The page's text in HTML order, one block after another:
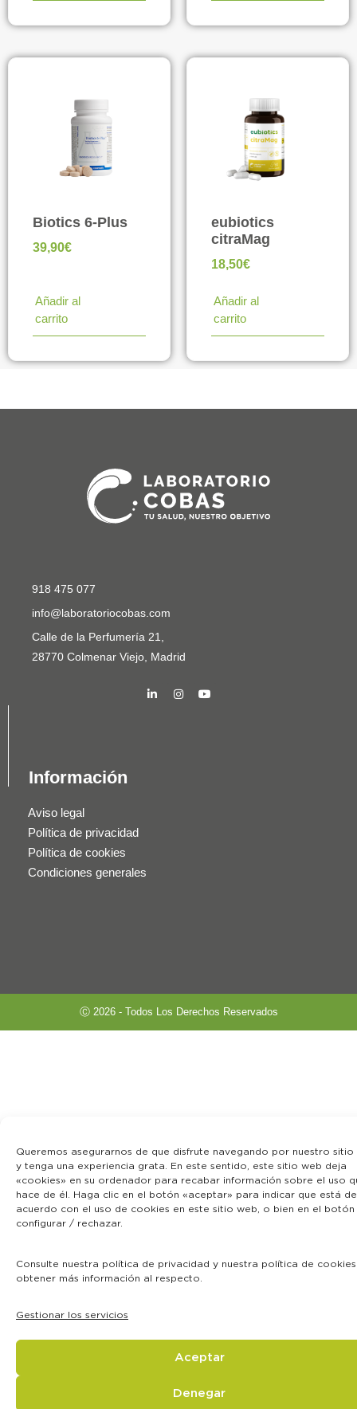
Queremos asegurarnos de que disfrute navegando por nuestro sitio
y tenga una experiencia grata. En este sentido, este sitio web deja
«cookies» en su ordenador para recabar información sobre el uso
hace de él. Haga clic en el botón «aceptar» para indicar que está de
acuerdo con el uso de cookies en este sitio web, o bien en el botón
configurar / rechazar.
Consulte nuestra política de privacidad y nuestra política de
obtener más información al respecto.
Gestionar los servicios
Aceptar
Denegar
Biotics 6-Plus
39,90€
Añadir al
carrito
eubiotics
citraMag
18,50€
Añadir al
carrito
918 475 077
info@laboratoriocobas.com
Calle de la Perfumería 21,
28770 Colmenar Viejo, Madrid
Información
Aviso legal
Política de privacidad
Política de cookies
Condiciones generales
Ⓒ 2026 - Todos Los Derechos Reservados